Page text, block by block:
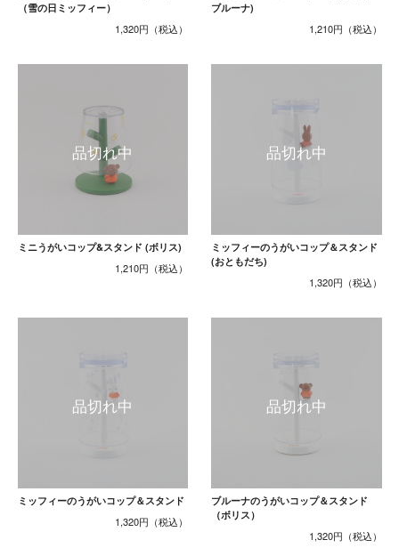
（雪の日ミッフィー）
1,320円
ブルーナ)
1,210円
ミニうがいコップ&スタンド (ボリス)
1,210円
ミッフィーのうがいコップ＆スタンド
(おともだち)
1,320円
ミッフィーのうがいコップ＆スタンド
1,320円
ブルーナのうがいコップ＆スタンド
（ボリス）
1,320円